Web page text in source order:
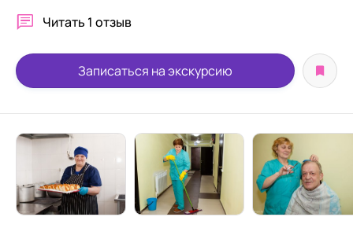
Читать 1 отзыв
Записаться на экскурсию